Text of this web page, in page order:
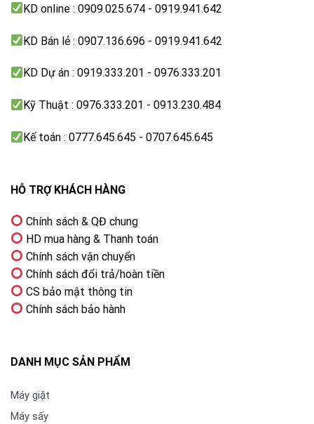
KD online : 0909.025.674 - 0919.941.642
KD Bán lẻ : 0907.136.696 - 0919.941.642
KD Dự án : 0919.333.201 - 0976.333.201
Kỹ Thuật : 0976.333.201 - 0913.230.484
Kế toán : 0777.645.645 - 0707.645.645
HỖ TRỢ KHÁCH HÀNG
Chính sách & QĐ chung
HD mua hàng & Thanh toán
Chính sách vận chuyển
Chính sách đổi trả/hoàn tiền
CS bảo mật thông tin
Chính sách bảo hành
DANH MỤC SẢN PHẨM
Máy giặt
Máy sấy